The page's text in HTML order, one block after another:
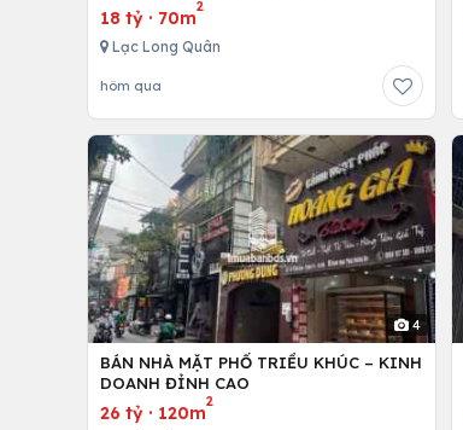
18 tỷ · 70m
2
Lạc Long Quân
hôm qua
4
BÁN NHÀ MẶT PHỐ TRIỀU KHÚC – KINH
DOANH ĐỈNH CAO
26 tỷ · 120m
2